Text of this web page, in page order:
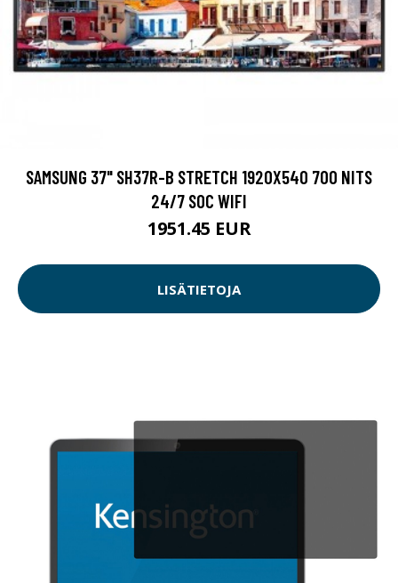
SAMSUNG 37" SH37R-B STRETCH 1920X540 700 NITS
24/7 SOC WIFI
1951.45 EUR
LISÄTIETOJA